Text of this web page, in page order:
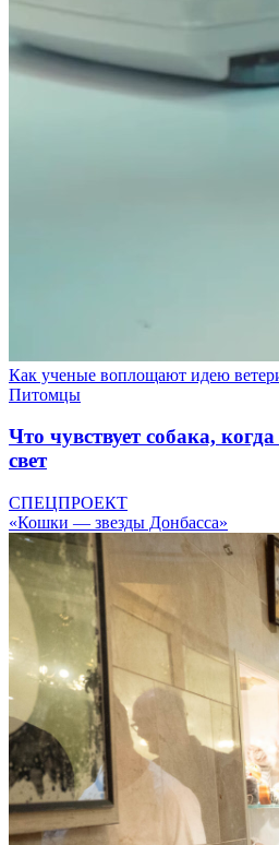
Как ученые воплощают идею
Питомцы
Что чувствует собака,
свет
СПЕЦПРОЕКТ
«Кошки — звезды Донбасса»